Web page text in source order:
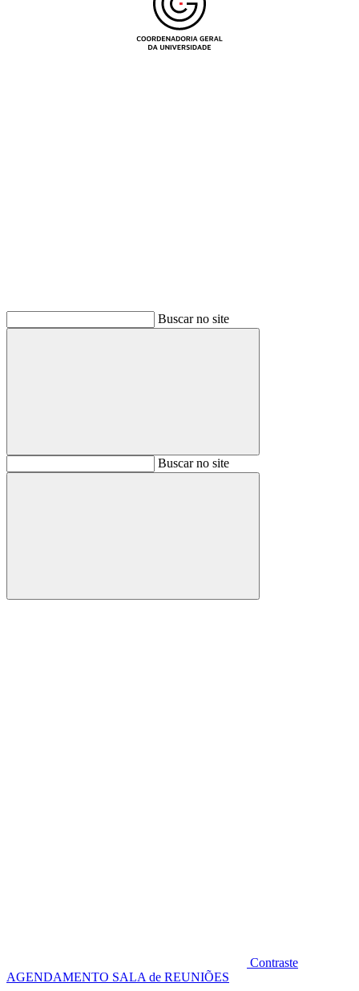
Buscar no site
BuscarBuscar no site
Buscar
Contraste
AGENDAMENTO SALA de REUNIÕES